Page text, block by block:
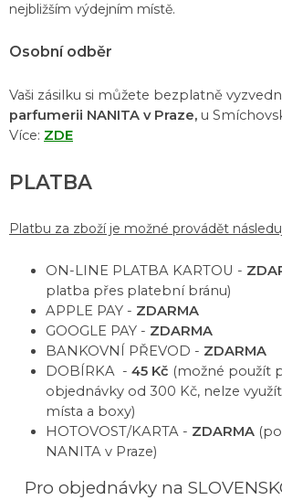
nejbližším výdejním místě.
Osobní odběr
Vaši zásilku si můžete bezplatně
parfumerii NANITA v Praze, u
Více: ZDE
PLATBA
Platbu za zboží je možné provádět
ON-LINE PLATBA KARTOU -
platba přes platební bránu)
APPLE PAY - ZDARMA
GOOGLE PAY - ZDARMA
BANKOVNÍ PŘEVOD - ZDARMA
DOBÍRKA - 45 Kč (možné použít
objednávky od 300 Kč, nelze
místa a boxy)
HOTOVOST/KARTA - ZDARMA
NANITA v Praze)
Pro objednávky na